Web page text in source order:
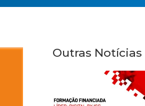
Outras Notícias